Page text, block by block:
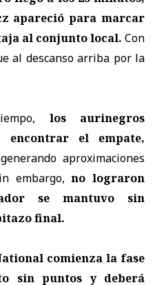
apareció para marcar
al conjunto local. Con
al descanso arriba por la
los aurinegros
encontrar el empate,
aproximaciones
embargo,no lograron
se mantuvo sin
final.
comienza la fase
sin puntos y deberá